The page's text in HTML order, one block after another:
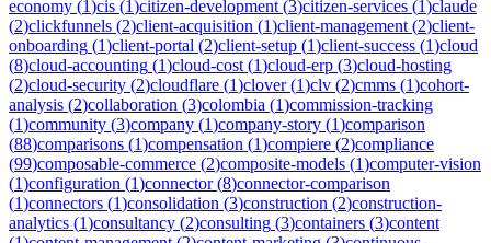
economy (1)cis (1)citizen-development (3)citizen-services (1)claude
(2)clickfunnels (2)client-acquisition (1)client-management (2)client-
onboarding (1)client-portal (2)client-setup (1)client-success (1)cloud
(8)cloud-accounting (1)cloud-cost (1)cloud-erp (3)cloud-hosting
(2)cloud-security (2)cloudflare (1)clover(1)clv (2)cmms (1)cohort-
analysis (2)collaboration (3)colombia (1)commission-tracking
(1)community (3)company (1)company-story (1)comparison
(88)comparisons (1)compensation (1)compiere (2)compliance
(99)composable-commerce (2)composite-models (1)computer-vision
(1)configuration (1)connector(8)connector-comparison
(1)connectors (1)consolidation (3)construction (2)construction-
analytics (1)consultancy (2)consulting (3)containers (3)content